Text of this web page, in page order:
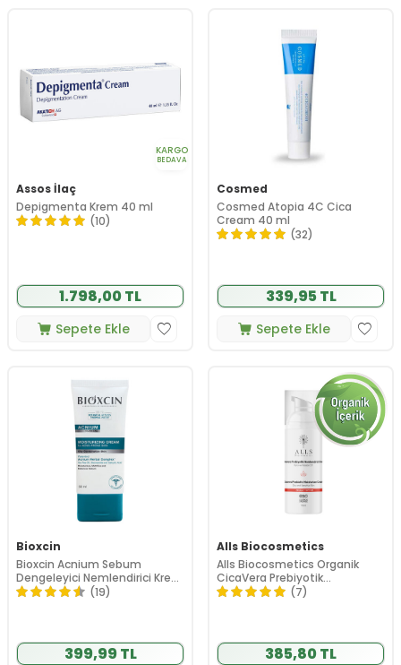
KARGO
BEDAVA
Assos İlaç
Depigmenta Krem 40 ml
(10)
1.798,00 TL
Sepete Ekle
Cosmed
Cosmed Atopia 4C Cica
Cream 40 ml
(32)
339,95 TL
Sepete Ekle
Bioxcin
Bioxcin Acnium Sebum
Dengeleyici Nemlendirici Krem
50 ml
(19)
399,99 TL
Alls Biocosmetics
Alls Biocosmetics Organik
CicaVera Prebiyotik
Nemlendirici Krem 50 ml
(7)
385,80 TL